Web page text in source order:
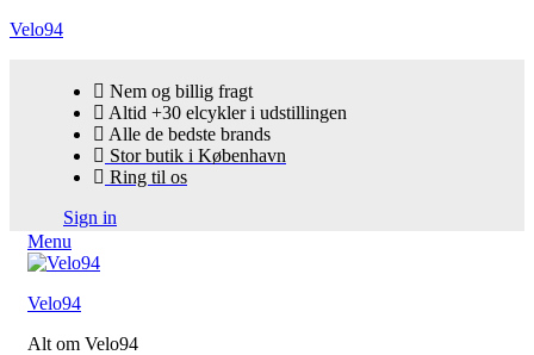
Velo94
Nem og billig fragt
Altid +30 elcykler i udstillingen
Alle de bedste brands
Stor butik i København
Ring til os
Sign in
Menu
Velo94
Alt om Velo94